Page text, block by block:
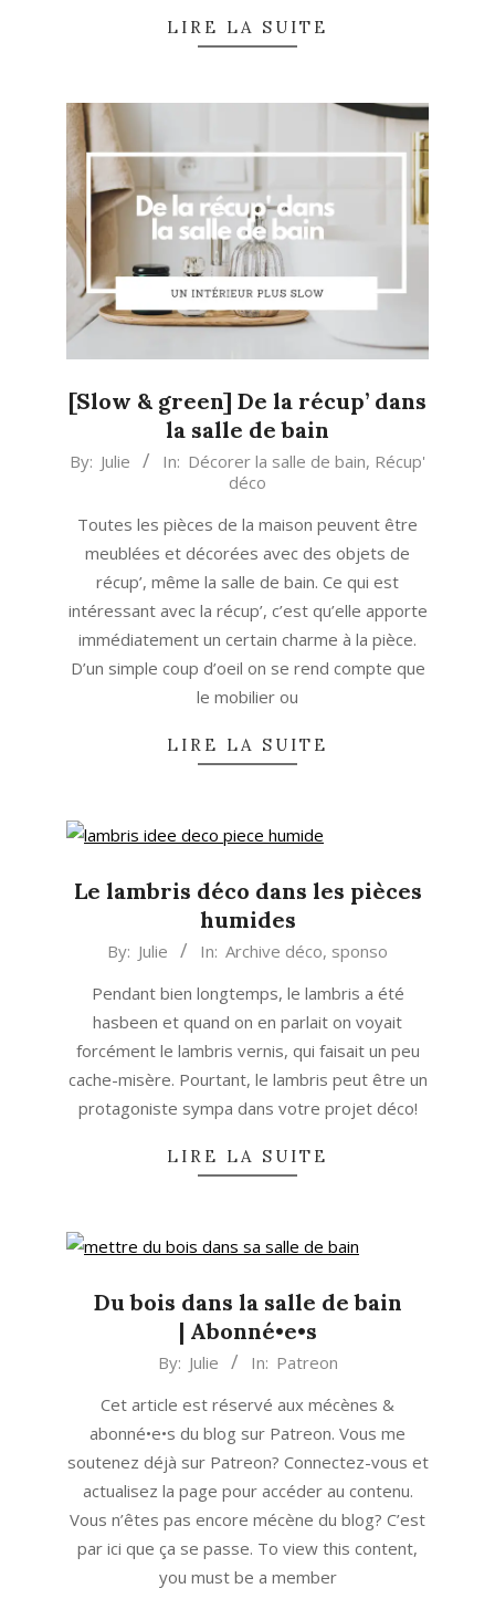
LIRE LA SUITE
[Slow & green] De la récup’ dans
la salle de bain
2016-
07
By: Julie In: Décorer la salle de bain, Récup'
déco
Toutes les pièces de la maison peuvent être
meublées et décorées avec des objets de
récup’, même la salle de bain. Ce qui est
intéressant avec la récup’, c’est qu’elle apporte
immédiatement un certain charme à la pièce.
D’un simple coup d’oeil on se rend compte que
le mobilier ou
LIRE LA SUITE
Le lambris déco dans les pièces
humides
2015-By: Julie In: Archive déco, sponso
Pendant bien longtemps, le lambris a été
hasbeen et quand on en parlait on voyait
forcément le lambris vernis, qui faisait un peu
cache-misère. Pourtant, le lambris peut être un
protagoniste sympa dans votre projet déco!
LIRE LA SUITE
Du bois dans la salle de bain
| Abonné•e•s
By: Julie In: Patreon
Cet article est réservé aux mécènes &
abonné•e•s du blog sur Patreon. Vous me
soutenez déjà sur Patreon? Connectez-vous et
actualisez la page pour accéder au contenu.
Vous n’êtes pas encore mécène du blog? C’est
par ici que ça se passe. To view this content,
you must be a member